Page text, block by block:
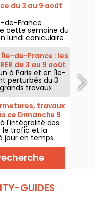
du 3 au 9 août
de-France
cette semaine du
lundi caniculaire
les
baisser
plus chaud et
de-France : les
du 3 au 9 août
à Paris et en Île-
perturbés du 3
travaux
et SNCF.travaux
ce Dimanche 9
l'intégralité des
le trafic et la
jour en temps
de la RATP,
évènements et
toutes les
avant de
GUIDES